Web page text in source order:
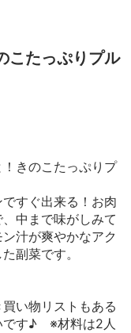
こたっぷりプル
きのこたっぷりプ
すぐ出来る！お肉
中まで味がしみて
汁が爽やかなアク
副菜です。
い物リストもある
です♪ ※材料は2人